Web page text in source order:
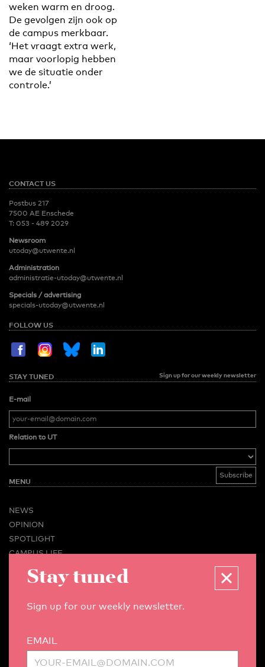
weken warm en droog.
De gevolgen zijn ook op
de campus merkbaar.
‘Het vraagt extra werk,
maar voorlopig hebben
we de situatie onder
controle.’
CONTACT US
Postbus 217
7500 AE Enschede
T: 053 - 489 2029
Newsroom
utoday@utwente.nl
Administration
administratie-utoday@utwente.nl
Specials / advertising
specials-utoday@utwente.nl
FOLLOW US
STAY TUNED Sign up for our weekly newsletter
E-mail
Relation to UT
MENU
NEWS
OPINION
SPOTLIGHT
CAMPUS LIFE
VIDEO
BUSINESS & CAREER
CONTACT
ARCHIVE
Stay tuned
Sign up for our weekly newsletter.
EMAIL